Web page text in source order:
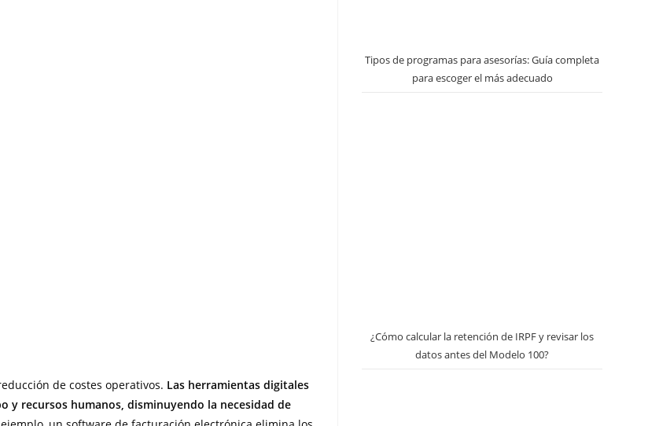
de costes operativos. Las herramientas digitales
y recursos humanos, disminuyendo la necesidad de
Tipos de programas para asesorías: Guía completa
para escoger el más adecuado
¿Cómo calcular la retención de IRPF y revisar los
datos antes del Modelo 100?